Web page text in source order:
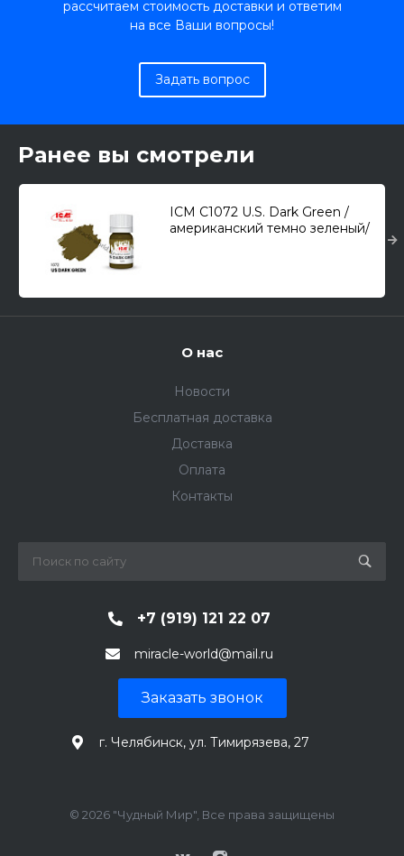
рассчитаем стоимость доставки и ответим
на все Ваши вопросы!
Задать вопрос
Ранее вы смотрели
ICM C1072 U.S. Dark Green /
американский темно зеленый/
О нас
Новости
Бесплатная доставка
Доставка
Оплата
Контакты
+7 (919) 121 22 07
miracle-world@mail.ru
Заказать звонок
г. Челябинск, ул. Тимирязева, 27
© 2026 "Чудный Мир", Все права защищены